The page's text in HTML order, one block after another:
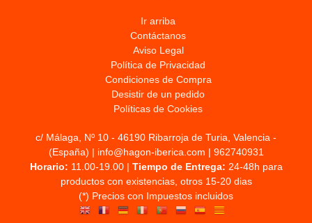
Ir arriba
Contáctanos
Aviso Legal
Política de Privacidad
Condiciones de Compra
Desistir de un pedido
Políticas de Cookies
c/ Málaga, Nº 10 - 46190 Ribarroja de Turia, Valencia -
(España) | info@hagon-iberica.com | 962740931
Horario: 11.00-19.00 | Tiempo de Entrega: 24-48h para
productos con existencias, otros 15-20 dias
(*) Precios con Impuestos incluidos